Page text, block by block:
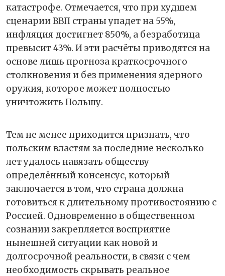
катастрофе. Отмечается, что при худшем
сценарии ВВП страны упадет на 55%,
инфляция достигнет 850%, а безработица
превысит 43%. И эти расчёты приводятся на
основе лишь прогноза краткосрочного
столкновения и без применения ядерного
оружия, которое может полностью
уничтожить Польшу.
Тем не менее приходится признать, что
польским властям за последние несколько
лет удалось навязать обществу
определённый консенсус, который
заключается в том, что страна должна
готовиться к длительному противостоянию с
Россией. Одновременно в общественном
сознании закрепляется восприятие
нынешней ситуации как новой и
долгосрочной реальности, в связи с чем
необходимость скрывать реальное